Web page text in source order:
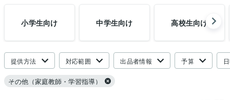
小学生向け 中学生向け 高校生向け
提供方法 対応範囲 出品者情報 予算
その他（家庭教師・学習指導）